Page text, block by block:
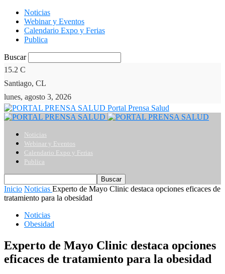
Noticias
Webinar y Eventos
Calendario Expo y Ferias
Publica
Buscar
15.2 C
Santiago, CL
lunes, agosto 3, 2026
Portal Prensa Salud
Noticias
Webinar y Eventos
Calendario Expo y Ferias
Publica
Inicio Noticias Experto de Mayo Clinic destaca opciones eficaces de
tratamiento para la obesidad
Noticias
Obesidad
Experto de Mayo Clinic destaca opciones
eficaces de tratamiento para la obesidad